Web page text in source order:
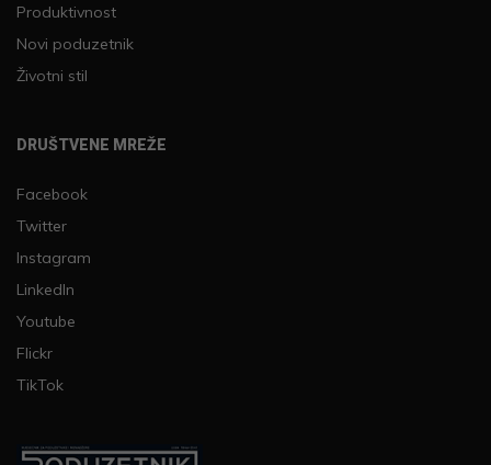
Produktivnost
Novi poduzetnik
Životni stil
DRUŠTVENE MREŽE
Facebook
Twitter
Instagram
LinkedIn
Youtube
Flickr
TikTok